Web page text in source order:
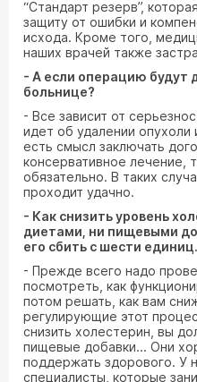
“Стандарт резерв”,
защиту от ошибки и
исхода. Кроме того,
наших врачей также
- А если операцию будут
больнице?
- Все зависит от
идет об удалении
есть смысл заключать
консервативное лечение,
обязательно. В таких
проходит удачно.
- Как снизить уровень
диетами, ни пищевыми
его сбить с шести единиц.
- Прежде всего надо
посмотреть, как
потом решать, как вам
регулирующие этот
снизить холестерин, вы
пищевые добавки... Они
поддержать здорового. У
специалисты, которые